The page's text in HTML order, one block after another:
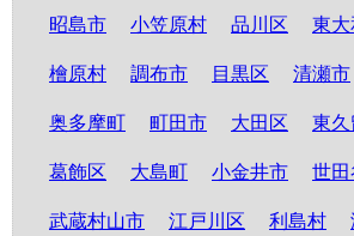
昭島市 小笠原村 品川区 東
檜原村 調布市 目黒区 清瀬市
奥多摩町 町田市 大田区 東
葛飾区 大島町 小金井市 世田
武蔵村山市 江戸川区 利島村